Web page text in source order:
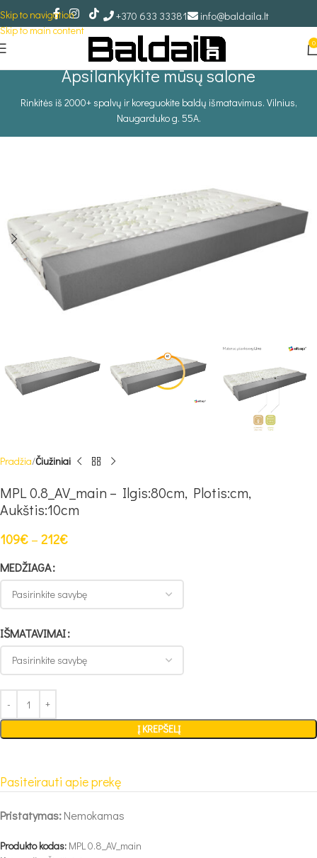
Skip to navigation
Skip to main content
+370 633 33381 info@baldaila.lt
0
Apsilankykite mūsų salone
Rinkitės iš 2000+ spalvų ir koreguokite baldų išmatavimus. Vilnius,
Naugarduko g. 55A.
Pradžia Čiužiniai
MPL 0.8_AV_main – Ilgis:80cm, Plotis:cm,
Aukštis:10cm
109€ – 212€
MEDŽIAGA
IŠMATAVIMAI
Į KREPŠELĮ
Pasiteirauti apie prekę
Pristatymas:Nemokamas
Produkto kodas: MPL 0.8_AV_main